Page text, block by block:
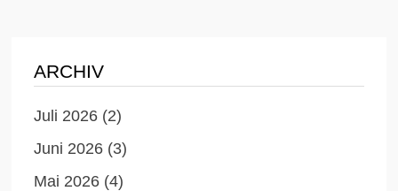
ARCHIV
Juli 2026 (2)
Juni 2026 (3)
Mai 2026 (4)